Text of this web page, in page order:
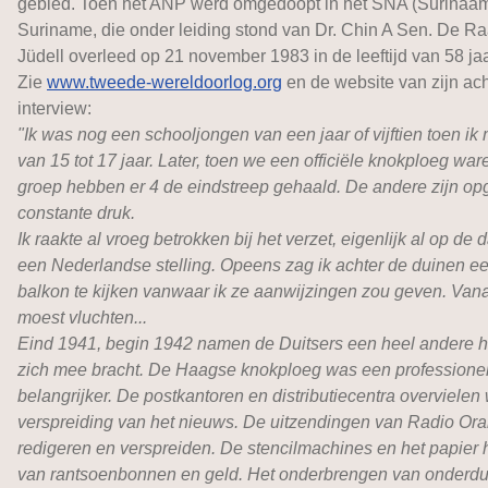
gebied. Toen het ANP werd omgedoopt in het SNA
Suriname, die onder leiding stond van Dr. Chin A Sen. De
Jüdell overleed op 21 november 1983 in de leeftijd van 58
Zie www.tweede-wereldoorlog.org en de website van zijn
interview:
"Ik was nog een schooljongen van een jaar of vijftien toen
van 15 tot 17 jaar. Later, toen we een officiële knokploeg
groep hebben er 4 de eindstreep gehaald. De andere zijn
constante druk.
Ik raakte al vroeg betrokken bij het verzet, eigenlijk al op
een Nederlandse stelling. Opeens zag ik achter de duinen
balkon te kijken vanwaar ik ze aanwijzingen zou geven.
moest vluchten...
Eind 1941, begin 1942 namen de Duitsers een heel andere
zich mee bracht. De Haagse knokploeg was een
belangrijker. De postkantoren en distributiecentra
verspreiding van het nieuws. De uitzendingen van Radio
redigeren en verspreiden. De stencilmachines en het
van rantsoenbonnen en geld. Het onderbrengen van